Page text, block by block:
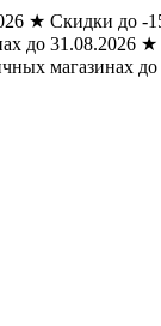
★ Скидки до -
до 31.08.2026 ★
магазинах до